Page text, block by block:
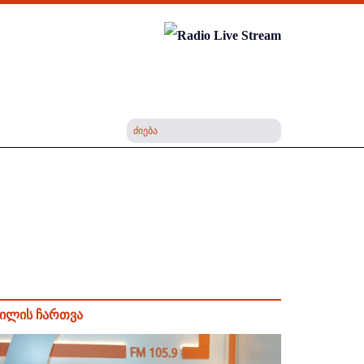
ჩართვა